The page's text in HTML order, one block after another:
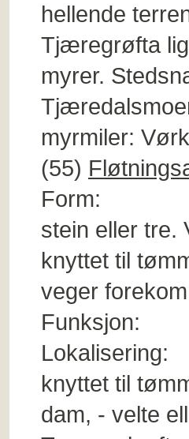
hellende
Tjæregrøfta
myrer.
myrmiler:
(55)
Form:
stein eller tre.
knyttet til
veger
Funksjon:
Lokalisering:
knyttet til
dam, - velte